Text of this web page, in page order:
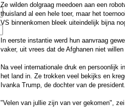
Ze wilden dolgraag meedoen aan een
thuisland al een hele toer, maar het
VS binnenkomen bleek uiteindelijk bijna
In eerste instantie werd hun aanvraag
vaker, uit vrees dat de Afghanen niet
Na veel internationale druk en persoonlijk
het land in. Ze trokken veel bekijks en
Ivanka Trump, de dochter van de president.
"Velen van jullie zijn van ver gekomen",